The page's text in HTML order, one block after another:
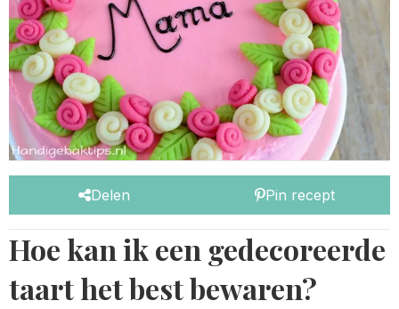
Delen Pin recept
Hoe kan ik een gedecoreerde
taart het best bewaren?